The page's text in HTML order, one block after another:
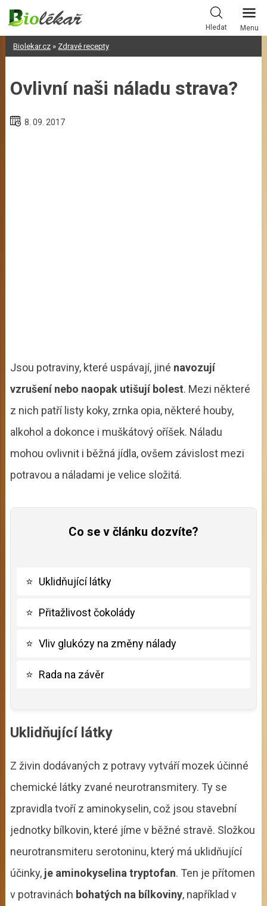
Skip
content
Hledat Menu
Biolekar.cz» Zdravé recepty
Ovlivní naši náladu strava?
8. 09. 2017
Jsou potraviny, které uspávají, jiné navozují
vzrušení nebo naopak utišují bolest. Mezi některé
z nich patří listy koky, zrnka opia, některé houby,
alkohol a dokonce i muškátový oříšek. Náladu
mohou ovlivnit i běžná jídla, ovšem závislost mezi
potravou a náladami je velice složitá.
Co se v článku dozvíte?
⭐ Uklidňující látky
⭐ Přitažlivost čokolády
⭐ Vliv glukózy na změny nálady
⭐ Rada na závěr
Uklidňující látky
Z živin dodávaných z potravy vytváří mozek účinné
chemické látky zvané neurotransmitery. Ty se
zpravidla tvoří z aminokyselin, což jsou stavební
jednotky bílkovin, které jíme v běžné stravě. Složkou
neurotransmiteru serotoninu, který má uklidňující
účinky,je aminokyselina tryptofan. Ten je přítomen
v potravinách bohatých na bílkoviny, například v